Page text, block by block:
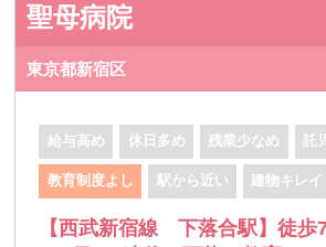
聖母病院
東京都新宿区
給与高め 休日多め 残業少なめ 託
教育制度よし 駅から近い 建物キレイ
【西武新宿線 下落合駅】徒歩